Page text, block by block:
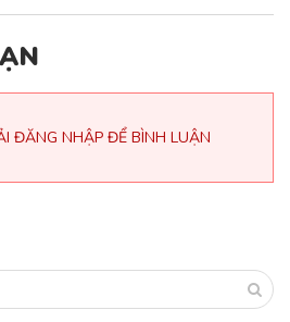
ĐĂNG NHẬP ĐỂ BÌNH LUẬN